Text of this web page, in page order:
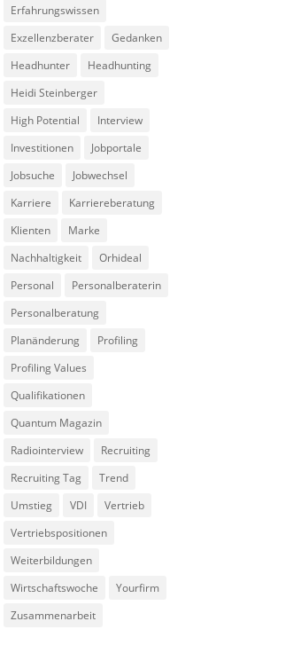
Erfahrungswissen
Exzellenzberater
Gedanken
Headhunter
Headhunting
Heidi Steinberger
High Potential
Interview
Investitionen
Jobportale
Jobsuche
Jobwechsel
Karriere
Karriereberatung
Klienten
Marke
Nachhaltigkeit
Orhideal
Personal
Personalberaterin
Personalberatung
Planänderung
Profiling
Profiling Values
Qualifikationen
Quantum Magazin
Radiointerview
Recruiting
Recruiting Tag
Trend
Umstieg
VDI
Vertrieb
Vertriebspositionen
Weiterbildungen
Wirtschaftswoche
Yourfirm
Zusammenarbeit